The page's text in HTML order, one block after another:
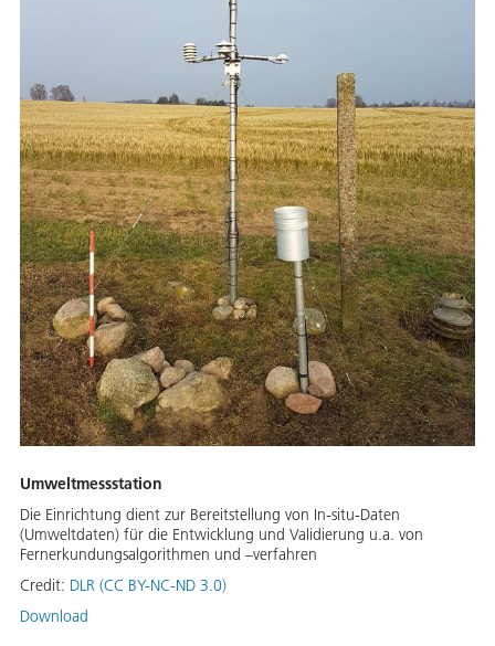
Umweltmessstation
Die Einrichtung dient zur Bereitstellung von In-situ-Daten
(Umweltdaten) für die Entwicklung und Validierung u.a. von
Fernerkundungsalgorithmen und –verfahren
Credit: DLR (CC BY-NC-ND 3.0)
Download